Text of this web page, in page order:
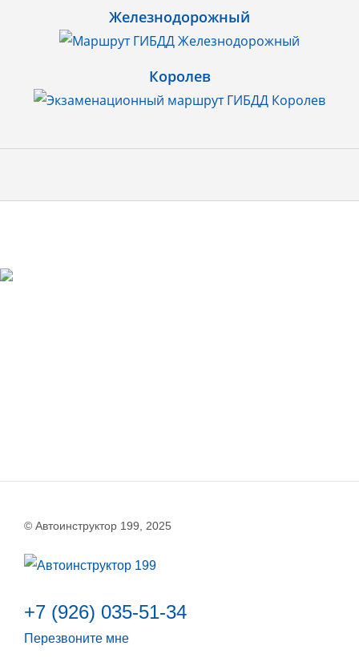
Железнодорожный
Королев
+7 (926) 035-51-34
Перезвоните мне
© Автоинструктор 199, 2025